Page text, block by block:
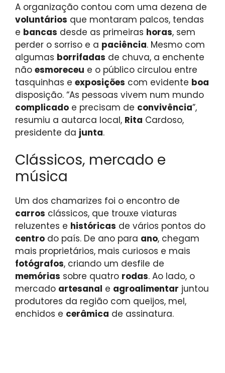
A organização contou com uma dezena de
voluntários que montaram palcos, tendas
e bancas desde as primeiras horas, sem
perder o sorriso e a paciência. Mesmo com
algumas borrifadas de chuva, a enchente
não esmoreceu e o público circulou entre
tasquinhas e exposições com evidente boa
disposição. “As pessoas vivem num mundo
complicado e precisam de convivência”,
resumiu a autarca local, Rita Cardoso,
presidente da junta.
Clássicos, mercado e
música
Um dos chamarizes foi o encontro de
carros clássicos, que trouxe viaturas
reluzentes e históricas de vários pontos do
centro do país. De ano para ano, chegam
mais proprietários, mais curiosos e mais
fotógrafos, criando um desfile de
memórias sobre quatro rodas. Ao lado, o
mercado artesanal e agroalimentar juntou
produtores da região com queijos, mel,
enchidos e cerâmica de assinatura.